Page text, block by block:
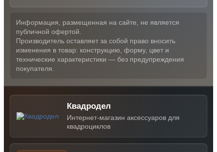
Информация, размещенная на сайте, не является
публичной офертой.
Производитель оставляет за собой право вносить
изменения в товар: конструкцию, форму, цвет и
технические характеристики — без предупреждения
покупателя.
Квадродел
Интернет-магазин аксессуаров для
квадроциклов